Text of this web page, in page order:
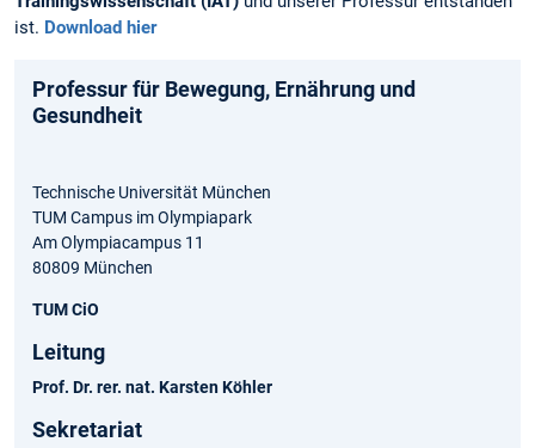
ist. Download hier
Professur für Bewegung, Ernährung und
Gesundheit
Technische Universität München
TUM Campus im Olympiapark
Am Olympiacampus 11
80809 München
TUM CiO
Leitung
Prof. Dr. rer. nat. Karsten Köhler
Sekretariat